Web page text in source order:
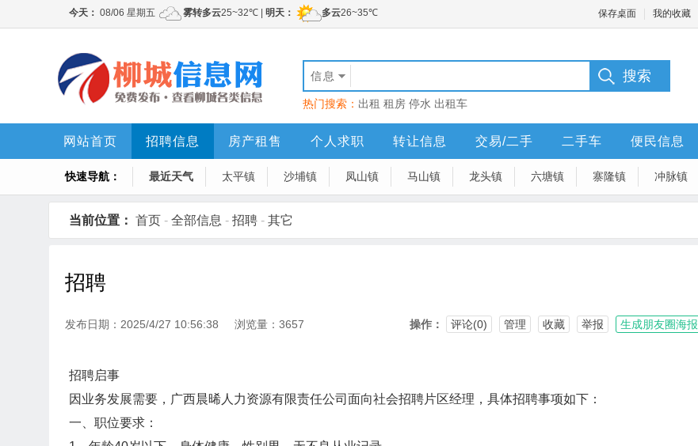
保存桌面 我的收藏
信息
热门搜索： 出租 租房 停水 出租车
网站首页 招聘信息 房产租售 个人求职 转让信息 交易/二手 二手车 便民信息
快速导航： 最近天气 太平镇 沙埔镇 凤山镇 马山镇 龙头镇 六塘镇 寨隆镇 冲脉镇
当前位置： 首页 - 全部信息 - 招聘 - 其它
招聘
发布日期：2025/4/27 10:56:38 浏览量：3657 操作： 评论(0) 管理 收藏 举报 生成朋友圈海报
招聘启事
因业务发展需要，广西晨晞人力资源有限责任公司面向社会招聘片区经理，具体招聘事项如下：
一、职位要求：